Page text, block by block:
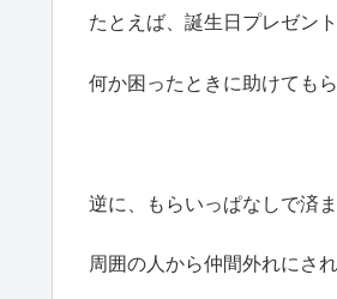
たとえば、誕生日プレゼン
何か困ったときに助けても
逆に、もらいっぱなしで済
周囲の人から仲間外れにさ